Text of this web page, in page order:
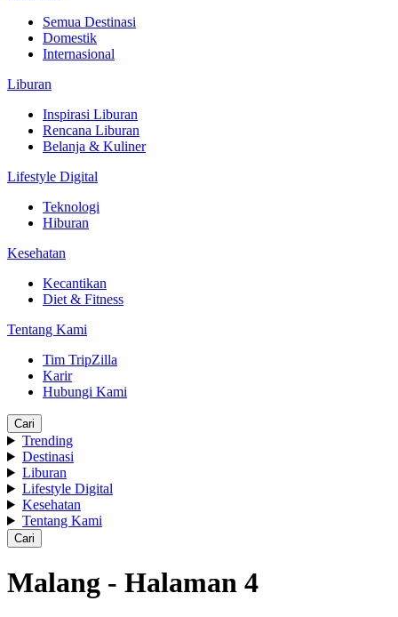
Semua Destinasi
Domestik
Internasional
Liburan
Inspirasi Liburan
Rencana Liburan
Belanja & Kuliner
Lifestyle Digital
Teknologi
Hiburan
Kesehatan
Kecantikan
Diet & Fitness
Tentang Kami
Tim TripZilla
Karir
Hubungi Kami
Cari
Trending
Destinasi
Liburan
Lifestyle Digital
Kesehatan
Tentang Kami
Cari
Malang - Halaman 4